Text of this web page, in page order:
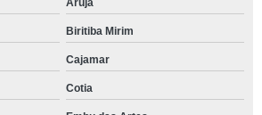
Arujá
Biritiba Mirim
Cajamar
Cotia